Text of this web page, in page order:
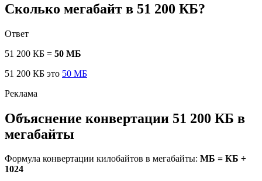
Сколько мегабайт в 51 200 КБ?
Ответ
51 200 КБ = 50 МБ
51 200 КБ это 50 МБ
Объяснение конвертации 51 200 КБ в
мегабайты
Формула конвертации килобайтов в мегабайты: МБ = КБ ÷
1024